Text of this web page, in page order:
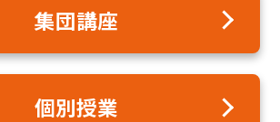
集団講座
個別授業